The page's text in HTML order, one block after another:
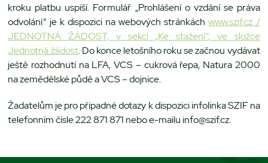
kroku platbu uspíší. Formulář „Prohlášení o vzdání se práva
odvolání“ je k dispozici na webových stránkáchwww.szif.cz /
JEDNOTNÁ ŽÁDOST, v sekci „Ke stažení“, ve složce
Jednotná žádost. Do konce letošního roku se začnou vydávat
ještě rozhodnutí na LFA, VCS – cukrová řepa, Natura 2000
na zemědělské půdě a VCS – dojnice.
Žadatelům je pro případné dotazy k dispozici infolinka SZIF na
telefonním čísle 222 871 871 nebo e-mailu info@szif.cz.